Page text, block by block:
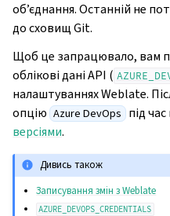
об’єднання. Останній не
до сховищ Git.
Щоб це запрацювало, вам
облікові дані API (
налаштуваннях Weblate.
опцію Azure DevOps під
версіями.
Дивись також
Записування змін з Weblate
AZURE_DEVOPS_CREDENTIALS